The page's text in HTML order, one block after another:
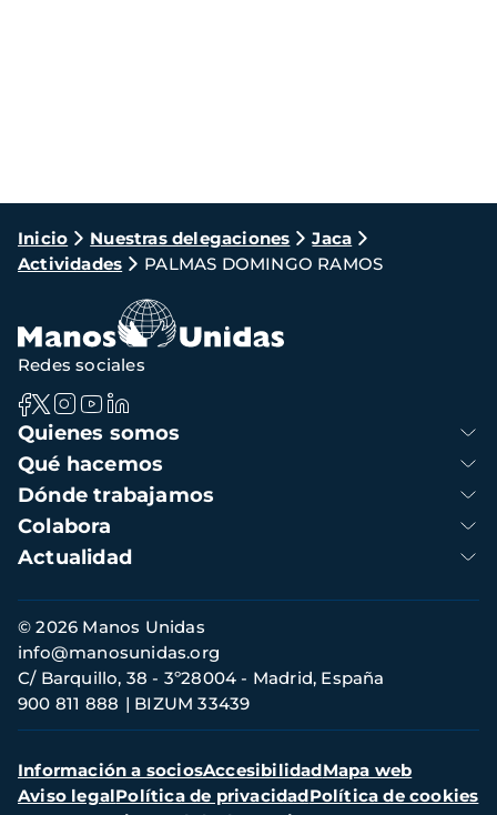
Ruta
de
navegación
Inicio Nuestras delegaciones
Jaca
Actividades
PALMAS DOMINGO RAMOS
Navegación
principal
Quienes somos
Qué hacemos
Dónde trabajamos
Colabora
Actualidad
Redes sociales
Información
de
contacto
© 2026 Manos Unidas
C/ Barquillo, 38 - 3º28004 - Madrid, España
900 811 888
BIZUM 33439
info@manosunidas.org
Menú
secundario
Información a sociosAccesibilidadMapa web
Aviso legalPolítica de privacidadPolítica de cookies